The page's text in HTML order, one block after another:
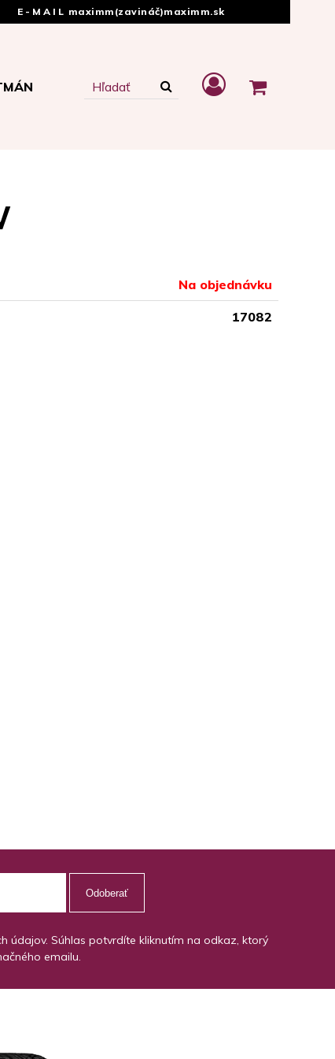
E-MAIL maximm(zavináč)maximm.sk
Na objednávku
17082
Odoberať
údajov. Súhlas potvrdíte kliknutím na odkaz, ktorý
emailu.